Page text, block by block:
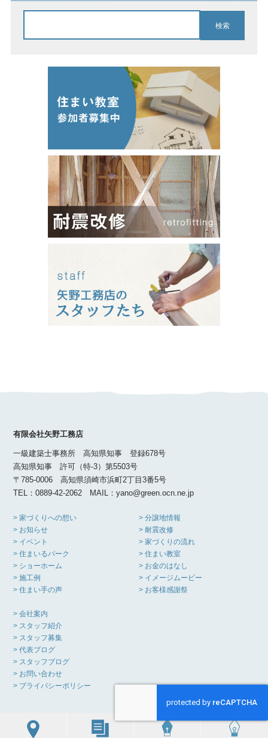
有限会社矢野工務店
一級建築士事務所 高知県知事 登録678号
高知県知事 許可（特-3）第5503号
〒785-0006 高知県須崎市浜町2丁目3番5号
TEL：0889-42-2062 MAIL：yano@green.ocn.ne.jp
> 家づくりへの想い
> お知らせ
> イベント
> 住まいるパーク
> ショーホーム
> 施工例
> 住まい手の声
> 分譲地情報
> 耐震改修
> 家づくりの流れ
> 住まい教室
> お金のはなし
> イメージムービー
> お客様感謝祭
> 会社案内
> スタッフ紹介
> スタッフ募集
> 代表ブログ
> スタッフブログ
> お問い合わせ
> プライバシーポリシー
Copyright(C) YANO KOMUTEN All Rights Reserved.